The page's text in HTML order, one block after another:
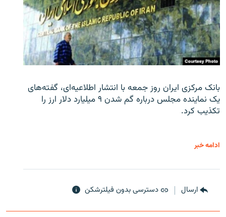
بانک مرکزی ایران روز جمعه با انتشار اطلاعیه‌ای، گفته‌های
یک نماینده مجلس درباره گم شدن ۹ میلیارد دلار ارز را
تکذیب کرد.
ادامه خبر
ارسال دسترسی بدون فیلترشکن